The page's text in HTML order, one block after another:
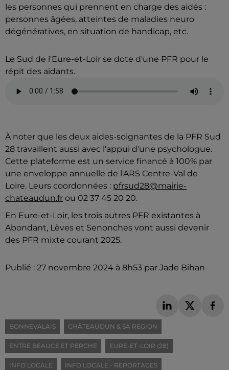
les personnes qui prennent en charge des aidés :
personnes âgées, atteintes de maladies neuro
dégénératives, en situation de handicap, etc.
Le Sud de l'Eure-et-Loir se dote d'une PFR pour le
répit des aidants.
À noter que les deux aides-soignantes de la PFR Sud
28 travaillent aussi avec l'appui d'une psychologue.
Cette plateforme est un service financé à 100% par
une enveloppe annuelle de l'ARS Centre-Val de
Loire. Leurs coordonnées : pfrsud28@mairie-
chateaudun.fr ou 02 37 45 20 20.
En Eure-et-Loir, les trois autres PFR existantes à
Abondant, Lèves et Senonches vont aussi devenir
des PFR mixte courant 2025.
Publié : 27 novembre 2024 à 8h53 par Jade Bihan
BONNEVALAIS CHÂTEAUDUN & SA RÉGION
ENTRE BEAUCE ET PERCHE EURE-ET-LOIR (28)
INFO LOCALE INFO LOCALE - REPORTAGES